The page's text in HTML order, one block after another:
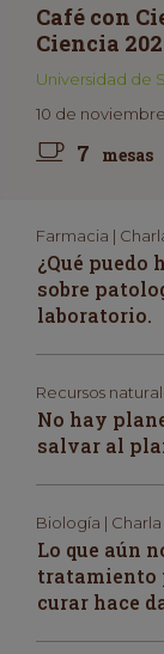
Café con
Ciencia
Universidad de
10 de noviembre
7 mesas
Farmacia |
¿Qué puedo
sobre
laboratorio.
Recursos
No hay
salvar al
Biología |
Lo que aún
tratamiento
curar hace